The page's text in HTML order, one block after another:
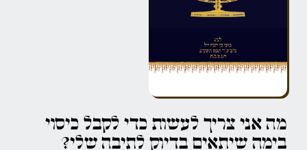
מה אני צריך לעשות כדי לקבל כיסוי
בימה שיתאים בדיוק לתיבה שלי?